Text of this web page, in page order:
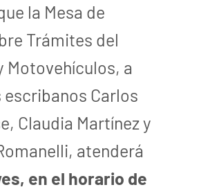
la Mesa de
Trámites del
Motovehículos, a
Carlos
Claudia Martínez y
atenderá
en el horario de